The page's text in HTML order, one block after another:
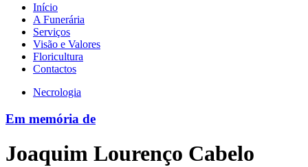
Início
A Funerária
Serviços
Visão e Valores
Floricultura
Contactos
Necrologia
Em memória de
Joaquim Lourenço Cabelo